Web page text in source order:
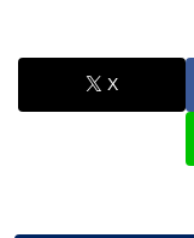
e
b
er
X